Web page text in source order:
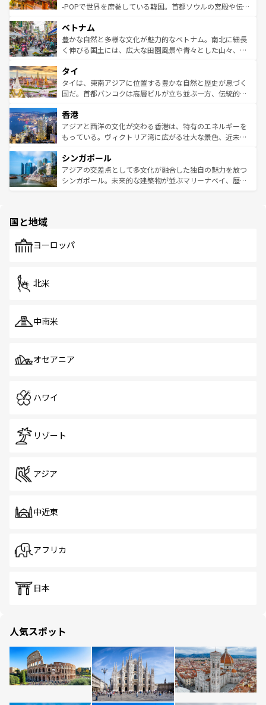
い。オーストラリアの多彩な魅力を存分に味わいつくそ
参照してほしい。
驚きをもたらしてくれる。また、奥深い台湾の食文化も魅
容にもいいと評判のスイーツなど、バラエティ豊かな料理
が味わえる。 なお、新着の台湾情報は コンテンツ一覧を参
照してほしい。
-POPで世界を席巻している韓国。首都ソウルの宮殿や伝統
き、地方に足を延ばせば四季折々の自然美を楽しむことが
できる。そして、キムチや焼肉、絶品のストリートフード
まで、さまざまな韓国料理が待っている。夜には、韓国な
リティに包まれながら、韓国の多彩な魅力を心ゆくまで味
わってみてほしい。 なお、新着の韓国情報はコンテンツ一
覧を参照してほしい。
ベトナム
豊かな自然と多様な文化が魅力的なベトナム。南北に細長
く伸びる国土には、広大な田園風景や青々とした山々、世
急速な発展と共に伝統が息づく。ハノイの古い町並みやホ
ーチミン市のフランス統治時代の建物も、独特の雰囲気を
醸し出している。また、バラエティの豊かさとおいしさで
とつ。フォーやバインミー、ベトナムコーヒーなどは、ぜ
ひ現地で味わいたい。どの地域を訪れてもあたたかい人々
が旅行者を迎えてくれるので、きっと忘れられない旅にな
参照してほしい。
タイ
タイは、東南アジアに位置する豊かな自然と歴史が息づく
国だ。首都バンコクは高層ビルが立ち並ぶ一方、伝統的な
の活気が交差している。北部ではチェンマイなどの山岳地
帯で自然と触れ合い、南部ではプーケットやクラビの美し
いビーチでリゾート気分を楽しむことができる。タイ料理
激する。気候は一年中温暖で、どの季節にも異なる楽しみ
が待っている。親しみやすいタイの人々、仏教を中心とし
た文化、そして多様な観光資源が、訪れる旅人を魅了し続
香港
アジアと西洋の文化が交わる香港は、特有のエネルギーを
もっている。ヴィクトリア湾に広がる壮大な景色、近未来
み、どこを訪れても感動するはず。観光スポットが密集し
ており、効率よく見どころを回れるのも魅力。息をのむよ
うな絶景から文化的な体験まで、香港を存分に楽しみ尽く
シンガポール
アジアの交差点として多文化が融合した独自の魅力を放つ
シンガポール。未来的な建築物が並ぶマリーナベイ、歴史
で、ホーカーズは地元の風情を楽しめる外せないスポット
国と地域
ヨーロッパ
北米
中南米
オセアニア
ハワイ
リゾート
アジア
中近東
アフリカ
日本
人気スポット